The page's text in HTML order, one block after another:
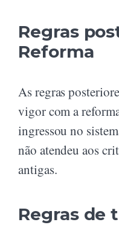
Regras
Reforma
As regras
vigor com a
ingressou no
não atendeu aos
antigas.
Regras de